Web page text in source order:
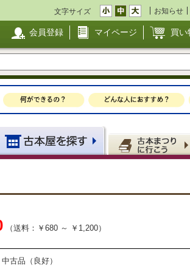
文字サイズ お知らせ
会員登録 マイページ 買い
（送料：￥680 ～ ￥1,200）
中古品（良好）